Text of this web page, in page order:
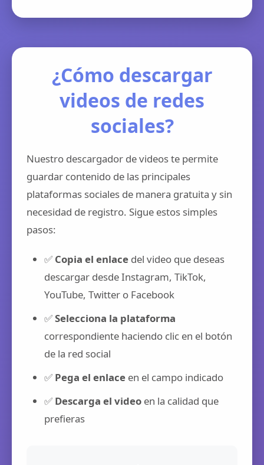
¿Cómo descargar
videos de redes
sociales?
Nuestro descargador de videos te permite
guardar contenido de las principales
plataformas sociales de manera gratuita y sin
necesidad de registro. Sigue estos simples
pasos:
✅ Copia el enlace del video que deseas
descargar desde Instagram, TikTok,
YouTube, Twitter o Facebook
✅Selecciona la plataforma
correspondiente haciendo clic en el botón
de la red social
✅ Pega el enlace en el campo indicado
✅ Descarga el video en la calidad que
prefieras